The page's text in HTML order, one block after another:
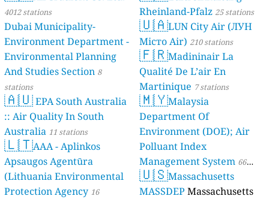
4012 stations
Dubai Municipality-
Environment Department -
Environmental Planning
And Studies Section 8
stations
🇦🇺EPA South Australia
:: Air Quality In South
Australia 11 stations
🇱🇹AAA - Aplinkos
Apsaugos Agentūra
(Lithuania Environmental
Protection Agency 16
Rheinland-Pfalz 25 stations
🇺🇦LUN City Air (ЛУН
Місто Air) 210 stations
🇫🇷Madininair La
Qualité De L’air En
Martinique 7 stations
🇲🇾Malaysia
Department Of
Environment (DOE); Air
Polluant Index
Management System 66
stations
🇺🇸Massachusetts
MASSDEP Massachusetts